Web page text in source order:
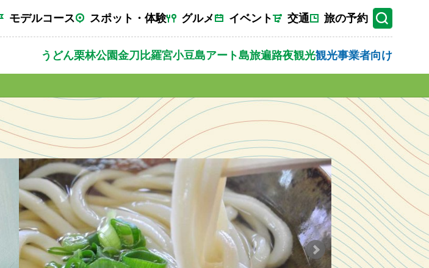
モデルコース スポット・体験 グルメ イベント 交通 旅の予約
うどん栗林公園金刀比羅宮小豆島アート島旅遍路夜観光観光事業者向け